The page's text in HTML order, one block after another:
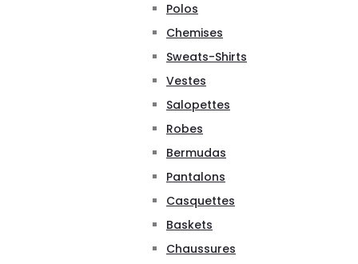
Polos
Chemises
Sweats-Shirts
Vestes
Salopettes
Robes
Bermudas
Pantalons
Casquettes
Baskets
Chaussures